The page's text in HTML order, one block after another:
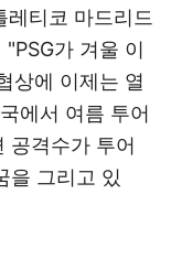
티코 마드리드
가 겨울 이
상에 이제는 열
에서 여름 투어
공격수가 투어
을 그리고 있